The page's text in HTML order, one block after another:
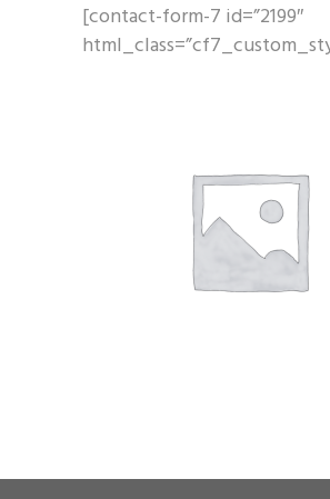
[contact-form-7 id=”2199″